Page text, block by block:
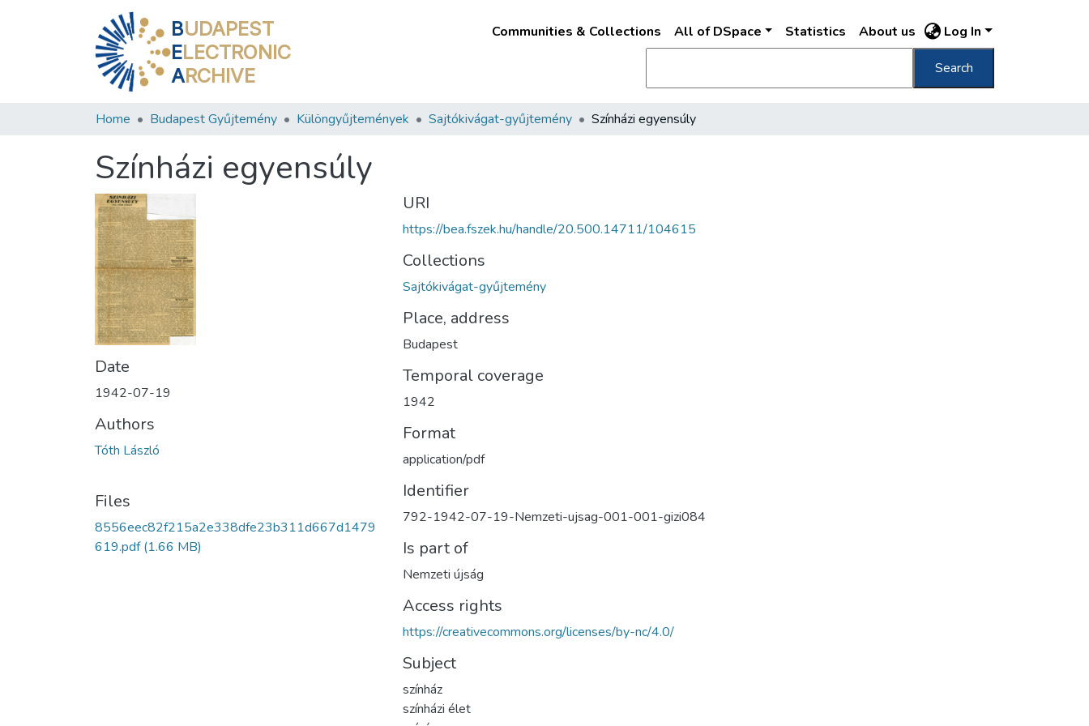
BUDAPEST
ELECTRONIC
ARCHIVE
Communities & Collections All of DSpace Statistics About us Log In
Search
Home Budapest Gyűjtemény Különgyűjtemények Sajtókivágat-gyűjtemény Színházi egyensúly
Színházi egyensúly
Date
1942-07-19
Authors
Tóth László
Files
8556eec82f215a2e338dfe23b311d667d1479
619.pdf(1.66 MB)
URI
https://bea.fszek.hu/handle/20.500.14711/104615
Collections
Sajtókivágat-gyűjtemény
Place, address
Budapest
Temporal coverage
1942
Format
application/pdf
Identifier
792-1942-07-19-Nemzeti-ujsag-001-001-gizi084
Is part of
Nemzeti újság
Access rights
https://creativecommons.org/licenses/by-nc/4.0/
Subject
színház
színházi élet